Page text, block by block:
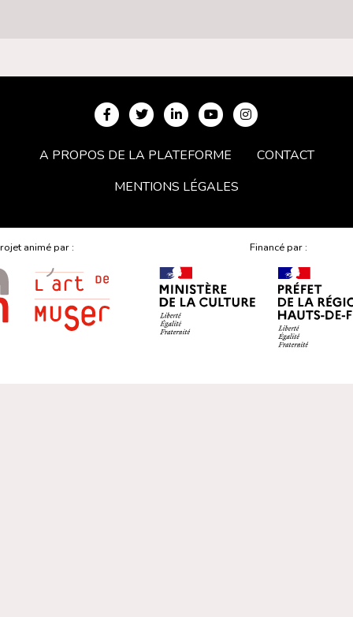
A PROPOS DE LA PLATEFORME
CONTACT
MENTIONS LÉGALES
animé par : Financé par :